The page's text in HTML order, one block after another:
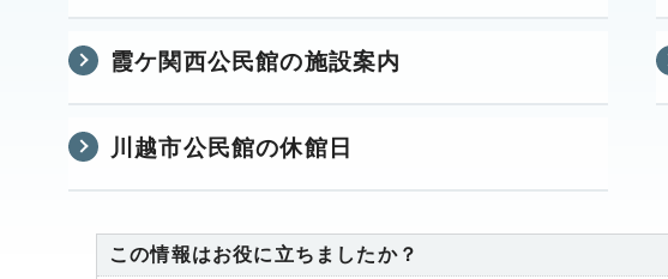
霞ケ関西公民館の施設案内
川越市公民館の休館日
この情報はお役に立ちましたか？